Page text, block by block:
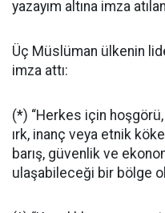
yazayım altına imza
Üç Müslüman ülkenin
imza attı:
(*) “Herkes için
ırk, inanç veya etnik
barış, güvenlik ve
ulaşabileceği bir bölge